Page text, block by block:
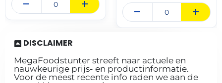
DISCLAIMER
MegaFoodstunter streeft naar actuele en
nauwkeurige prijs- en productinformatie.
Voor de meest recente info raden we aan de